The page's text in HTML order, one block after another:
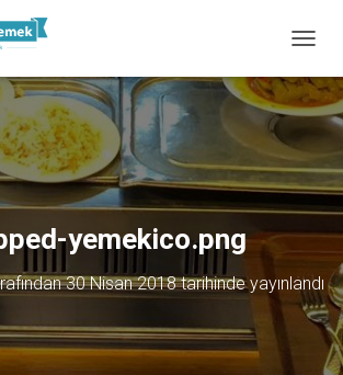
yemekico.png
30 Nisan 2018tarihinde yayınlandı